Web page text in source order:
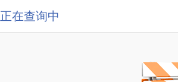
正在查询中